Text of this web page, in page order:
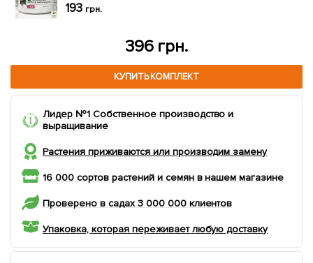
193 грн.
396 грн.
КУПИТЬ КОМПЛЕКТ
Лидер №1 Собственное производство и
выращивание
Растения приживаются или производим замену
16 000 сортов растений и семян в нашем магазине
Проверено в садах 3 000 000 клиентов
Упаковка, которая переживает любую доставку